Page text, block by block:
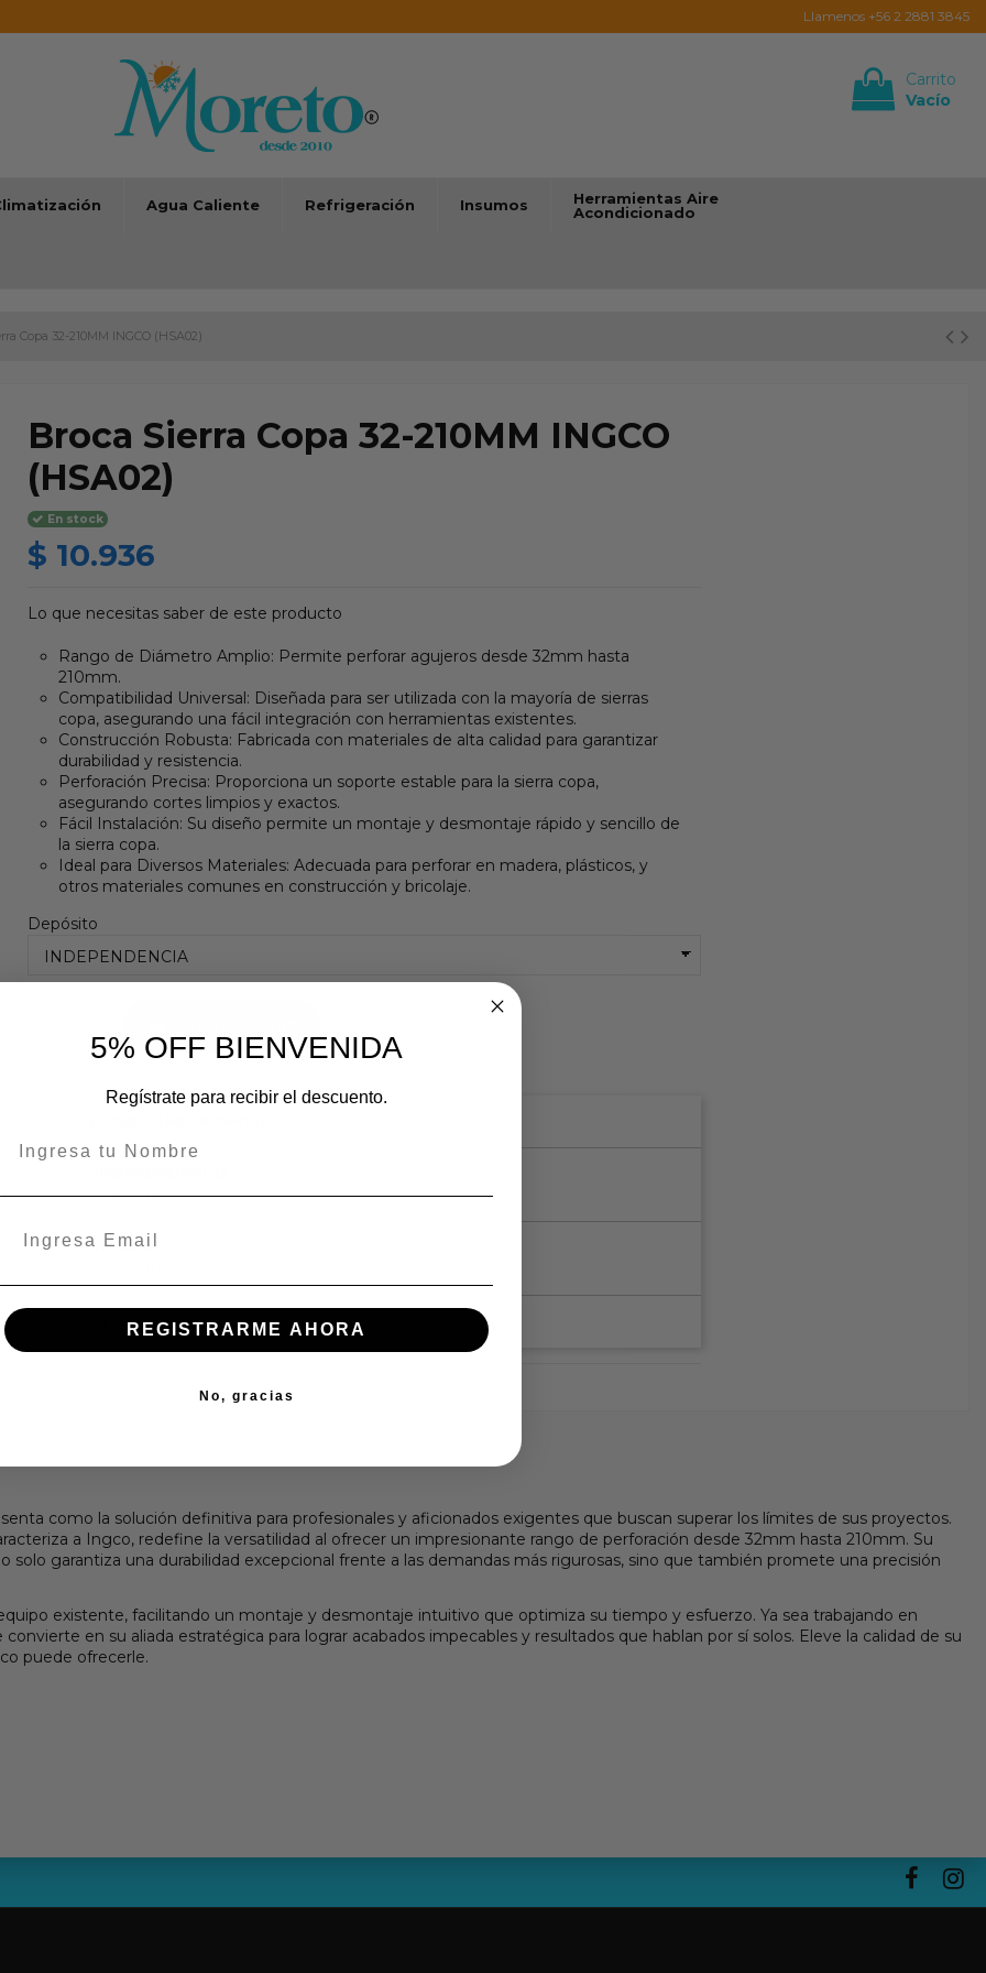
Llamenos +56 2 2881 3845
Carrito
Vacío
Agua Caliente Refrigeración Insumos
Herramientas Aire
Acondicionado
Copa 32-210MM INGCO (HSA02)
Broca Sierra Copa 32-210MM INGCO
(HSA02)
En stock
$ 10.936
Lo que necesitas saber de este producto
Rango de Diámetro Amplio: Permite perforar agujeros desde 32mm hasta
210mm.
Compatibilidad Universal: Diseñada para ser utilizada con la mayoría de sierras
copa, asegurando una fácil integración con herramientas existentes.
Construcción Robusta: Fabricada con materiales de alta calidad para garantizar
durabilidad y resistencia.
Perforación Precisa: Proporciona un soporte estable para la sierra copa,
asegurando cortes limpios y exactos.
Fácil Instalación: Su diseño permite un montaje y desmontaje rápido y sencillo de
la sierra copa.
Ideal para Diversos Materiales: Adecuada para perforar en madera, plásticos, y
otros materiales comunes en construcción y bricolaje.
Depósito
En stock:
ÑUÑOA
En stock:
como la solución definitiva para profesionales y aficionados exigentes que buscan superar los límites de sus proyectos.
a Ingco, redefine la versatilidad al ofrecer un impresionante rango de perforación desde 32mm hasta 210mm. Su
solo garantiza una durabilidad excepcional frente a las demandas más rigurosas, sino que también promete una precisión
existente, facilitando un montaje y desmontaje intuitivo que optimiza su tiempo y esfuerzo. Ya sea trabajando en
en su aliada estratégica para lograr acabados impecables y resultados que hablan por sí solos. Eleve la calidad de su
puede ofrecerle.
5% OFF BIENVENIDA
Regístrate para recibir el descuento.
REGISTRARME AHORA
No, gracias